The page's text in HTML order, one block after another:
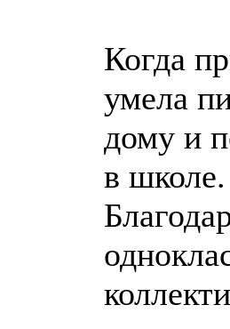
Когда
умела
дому и
в школе.